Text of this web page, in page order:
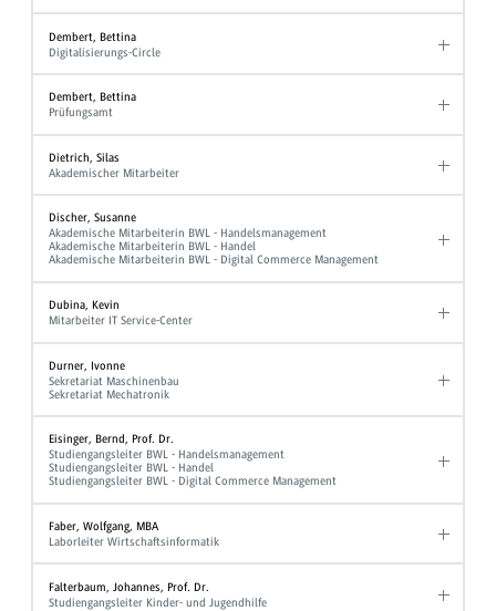
Dembert, Bettina
Digitalisierungs-Circle
Dembert, Bettina
Prüfungsamt
Dietrich, Silas
Akademischer Mitarbeiter
Discher, Susanne
Akademische Mitarbeiterin BWL - Handelsmanagement
Akademische Mitarbeiterin BWL - Handel
Akademische Mitarbeiterin BWL - Digital Commerce Management
Dubina, Kevin
Mitarbeiter IT Service-Center
Durner, Ivonne
Sekretariat Maschinenbau
Sekretariat Mechatronik
Eisinger, Bernd, Prof. Dr.
Studiengangsleiter BWL - Handelsmanagement
Studiengangsleiter BWL - Handel
Studiengangsleiter BWL - Digital Commerce Management
Faber, Wolfgang, MBA
Laborleiter Wirtschaftsinformatik
Falterbaum, Johannes, Prof. Dr.
Studiengangsleiter Kinder- und Jugendhilfe